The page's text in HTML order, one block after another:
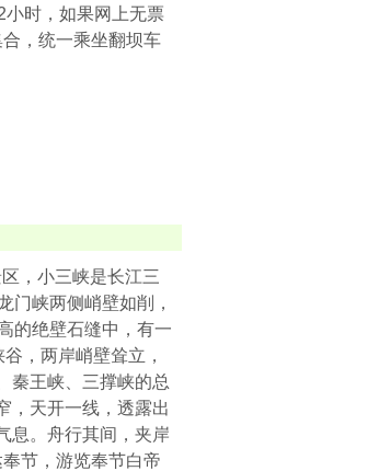
时，如果网上无票
，统一乘坐翻坝车
，小三峡是长江三
门峡两侧峭壁如削，
的绝壁石缝中，有一
，两岸峭壁耸立，
秦王峡、三撑峡的总
，天开一线，透露出
息。舟行其间，夹岸
节，游览奉节白帝